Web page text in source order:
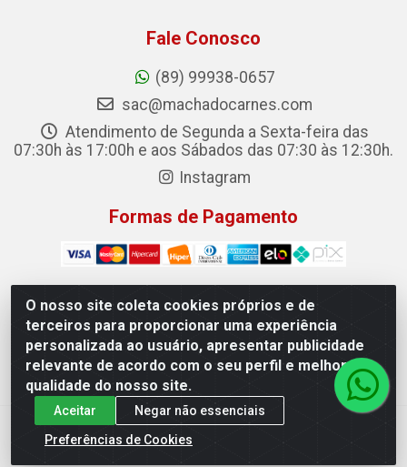
O nosso site coleta cookies próprios e de
terceiros para proporcionar uma experiência
personalizada ao usuário, apresentar publicidade
relevante de acordo com o seu perfil e melhorar a
qualidade do nosso site.
Aceitar
Negar não essenciais
Preferências de Cookies
Fale Conosco
(89) 99938-0657
sac@machadocarnes.com
Atendimento de Segunda a Sexta-feira das
07:30h às 17:00h e aos Sábados das 07:30 às 12:30h.
Instagram
Formas de Pagamento
Machado Carnes Distribuidora de Alimentos LTDA -
Logradouro: Avenida Candido Aleixo, 148 - Centro - Oeiras/PI
- CEP 64.500-000 - 31.391.008/0001-50